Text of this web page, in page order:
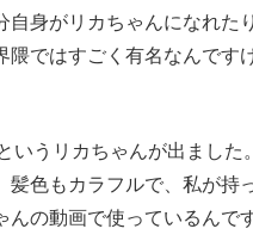
身がリカちゃんになれた
ではすごく有名なんです
うリカちゃんが出ました
色もカラフルで、私が持
の動画で使っているんで